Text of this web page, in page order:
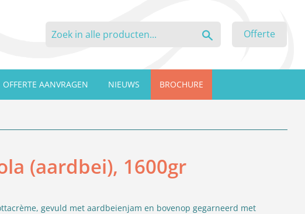
Offerte
OFFERTE AANVRAGEN NIEUWS BROCHURE
(aardbei), 1600gr
gevuld met aardbeienjam en bovenop gegarneerd met